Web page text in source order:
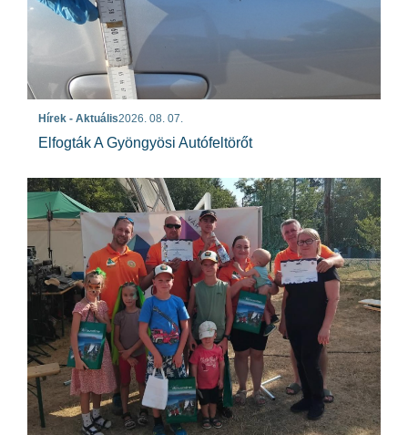
Hírek - Aktuális2026. 08. 07.
Elfogták A Gyöngyösi Autófeltörőt